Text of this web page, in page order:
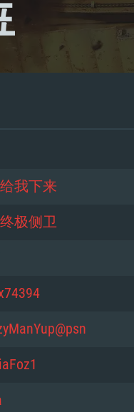
我下来
极侧卫